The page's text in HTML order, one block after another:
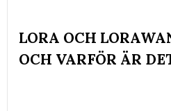
LORA OCH
OCH VARFÖR ÄR